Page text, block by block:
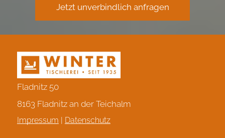
Jetzt unverbindlich anfragen
Fladnitz 50
8163 Fladnitz an der Teichalm
Impressum | Datenschutz